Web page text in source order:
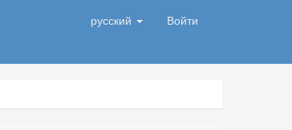
русский Войти